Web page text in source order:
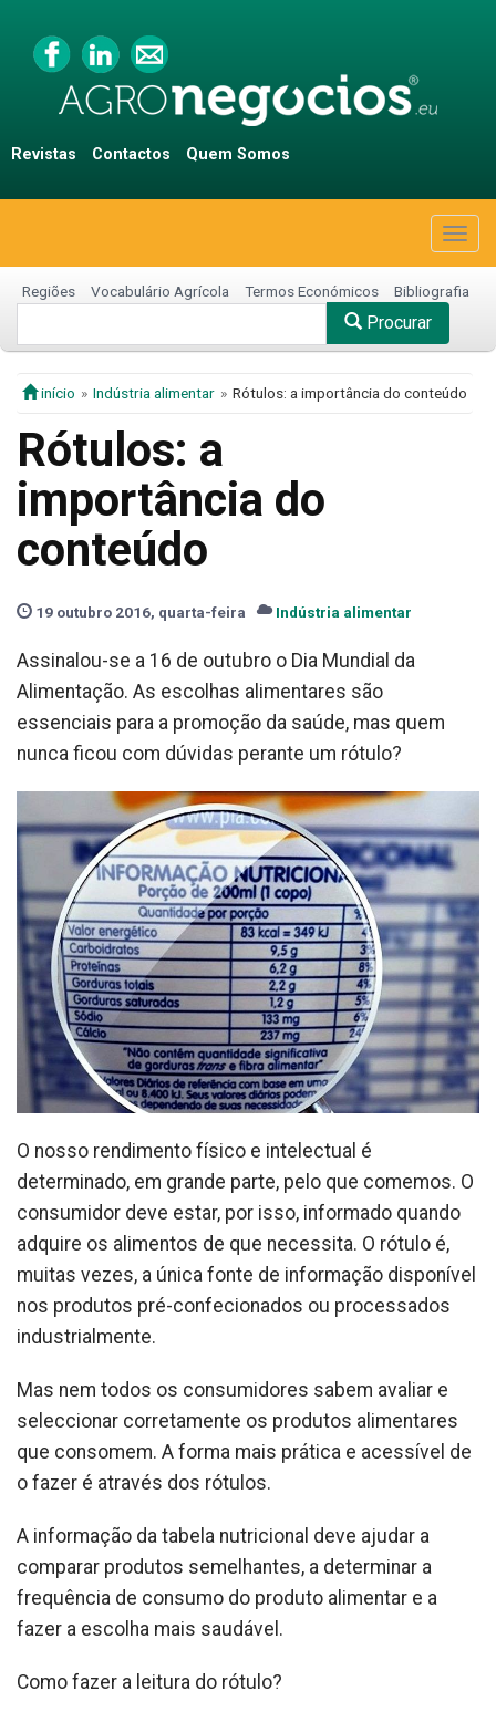
Revistas Contactos Quem Somos
Regiões Vocabulário Agrícola Termos Económicos Bibliografia
Procurar
início Indústria alimentar Rótulos: a importância do conteúdo
Rótulos: a
importância do
conteúdo
19 outubro 2016, quarta-feira Indústria alimentar
Assinalou-se a 16 de outubro o Dia Mundial da
Alimentação. As escolhas alimentares são
essenciais para a promoção da saúde, mas quem
nunca ficou com dúvidas perante um rótulo?
O nosso rendimento físico e intelectual é
determinado, em grande parte, pelo que comemos. O
consumidor deve estar, por isso, informado quando
adquire os alimentos de que necessita. O rótulo é,
muitas vezes, a única fonte de informação disponível
nos produtos pré-confecionados ou processados
industrialmente.
Mas nem todos os consumidores sabem avaliar e
seleccionar corretamente os produtos alimentares
que consomem. A forma mais prática e acessível de
o fazer é através dos rótulos.
A informação da tabela nutricional deve ajudar a
comparar produtos semelhantes, a determinar a
frequência de consumo do produto alimentar e a
fazer a escolha mais saudável.
Como fazer a leitura do rótulo?